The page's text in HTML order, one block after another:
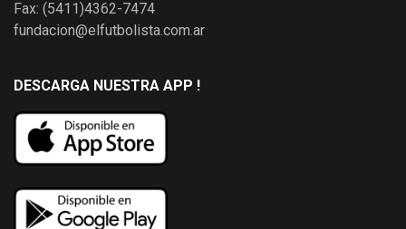
Fax: (5411)4362-7474
fundacion@elfutbolista.com.ar
DESCARGA NUESTRA APP !